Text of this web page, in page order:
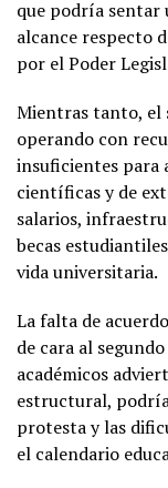
que podría
alcance respecto
por el Poder
Mientras tanto, el
operando con
insuficientes para
científicas y de
salarios,
becas
vida universitaria.
La falta de
de cara al
académicos
estructural,
protesta y las
el calendario